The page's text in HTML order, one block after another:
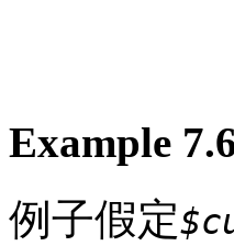
Example
例子假定